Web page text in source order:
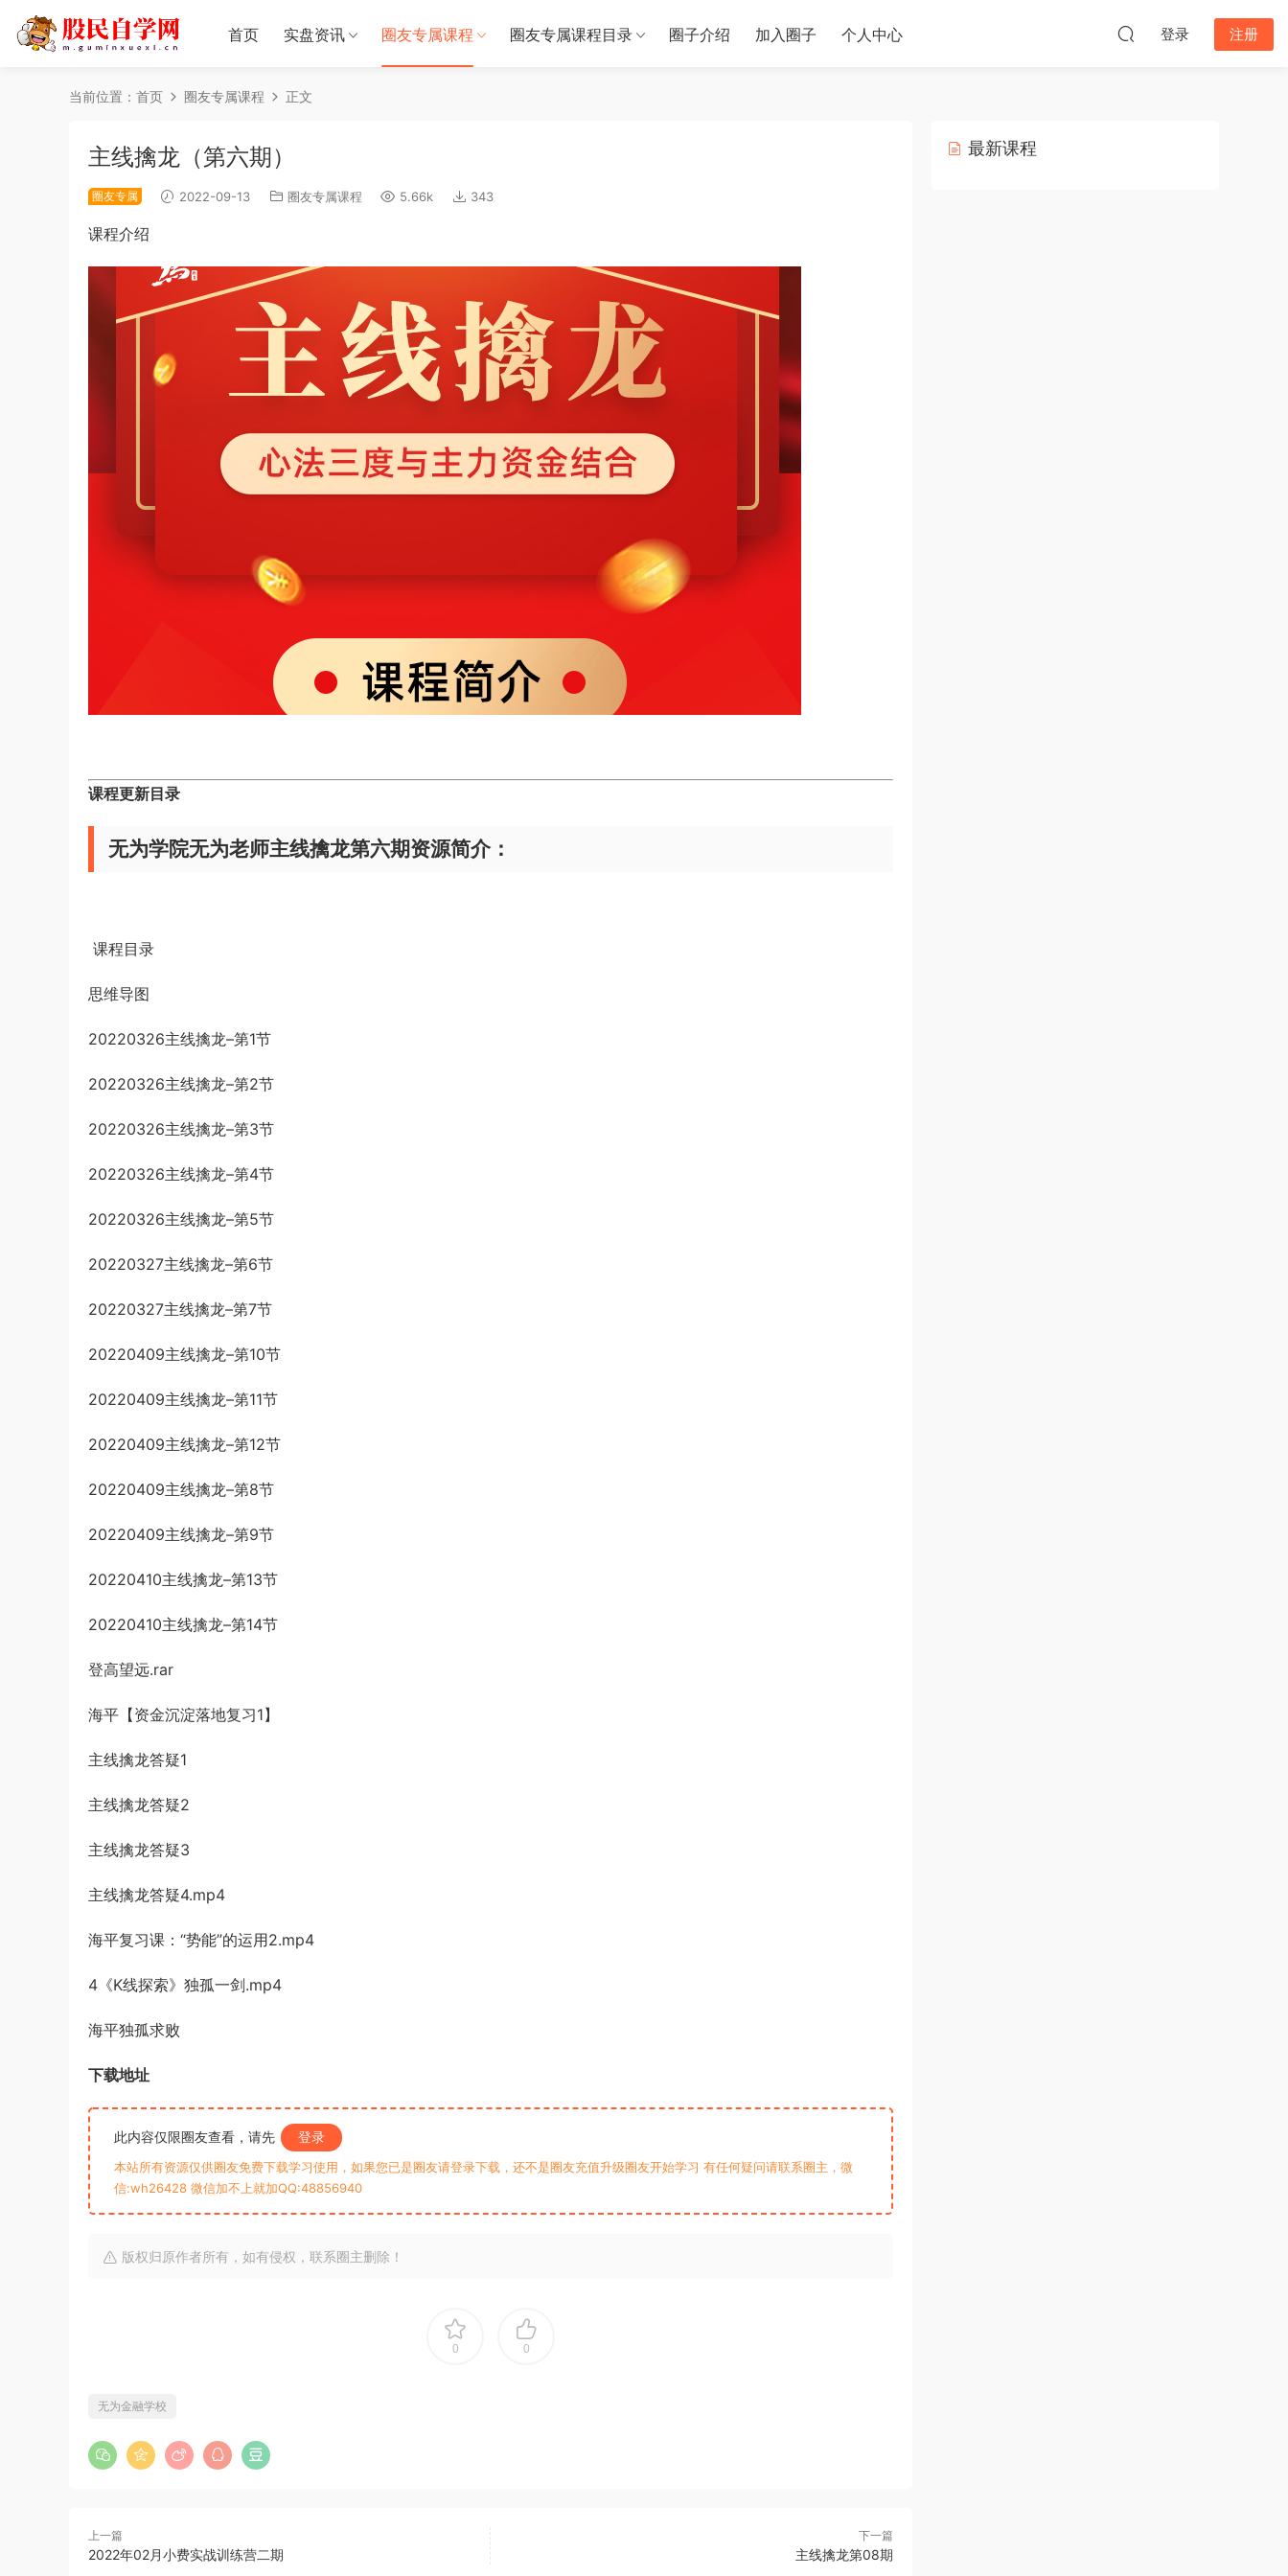
首页 实盘资讯 圈友专属课程 圈友专属课程目录 圈子介绍 加入圈子 个人中心 登录 注册
当前位置： 首页 圈友专属课程 正文
主线擒龙（第六期）
圈友专属 2022-09-13 圈友专属课程 5.66k 343
课程介绍
课程更新目录
无为学院无为老师主线擒龙第六期资源简介：
课程目录
思维导图
20220326主线擒龙–第1节
20220326主线擒龙–第2节
20220326主线擒龙–第3节
20220326主线擒龙–第4节
20220326主线擒龙–第5节
20220327主线擒龙–第6节
20220327主线擒龙–第7节
20220409主线擒龙–第10节
20220409主线擒龙–第11节
20220409主线擒龙–第12节
20220409主线擒龙–第8节
20220409主线擒龙–第9节
20220410主线擒龙–第13节
20220410主线擒龙–第14节
登高望远.rar
海平【资金沉淀落地复习1】
主线擒龙答疑1
主线擒龙答疑2
主线擒龙答疑3
主线擒龙答疑4.mp4
海平复习课：“势能”的运用2.mp4
4《K线探索》独孤一剑.mp4
海平独孤求败
下载地址
此内容仅限圈友查看，请先 登录
本站所有资源仅供圈友免费下载学习使用，如果您已是圈友请登录下载，还不是圈友充值升级圈友开始学习 有任何疑问请联系圈主，微
信:wh26428 微信加不上就加QQ:48856940
版权归原作者所有，如有侵权，联系圈主删除！
0 0
无为金融学校
上一篇
2022年02月小费实战训练营二期
下一篇
主线擒龙第08期
最新课程